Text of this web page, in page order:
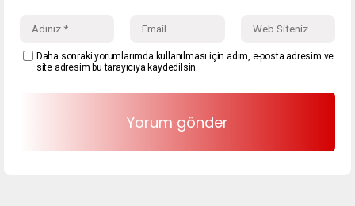
Daha sonraki yorumlarımda kullanılması için adım, e-posta adresim ve
site adresim bu tarayıcıya kaydedilsin.